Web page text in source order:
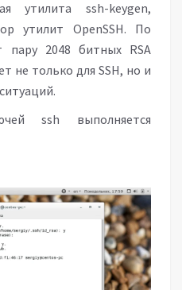
утилита ssh-keygen,
утилит OpenSSH. По
пару 2048 битных RSA
не только для SSH, но и
ssh выполняется